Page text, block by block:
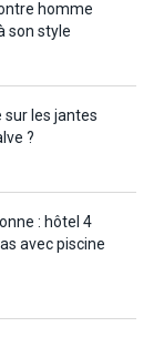
homme
son style
sur les jantes
?
: hôtel 4
avec piscine